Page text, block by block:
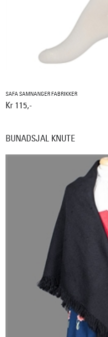
SAFA SAMNANGER FABRIKKER
Kr 115,-
BUNADSJAL KNUTE